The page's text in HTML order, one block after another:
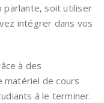
parlante, soit utiliser
intégrer dans vos
à des
matériel de cours
à le terminer.